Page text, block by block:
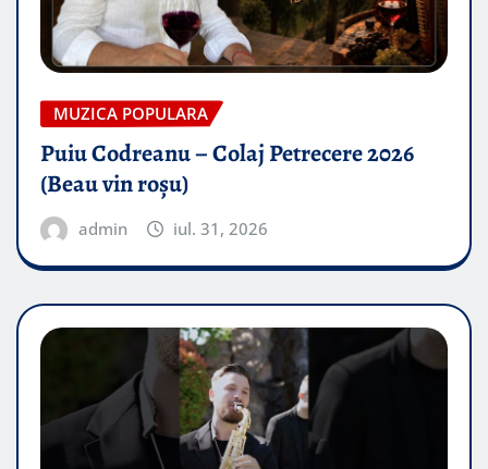
MUZICA POPULARA
Puiu Codreanu – Colaj Petrecere 2026
(Beau vin roșu)
admin iul. 31, 2026